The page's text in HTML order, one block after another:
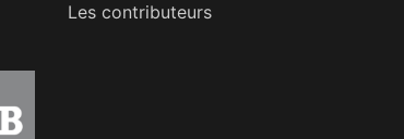
Les contributeurs